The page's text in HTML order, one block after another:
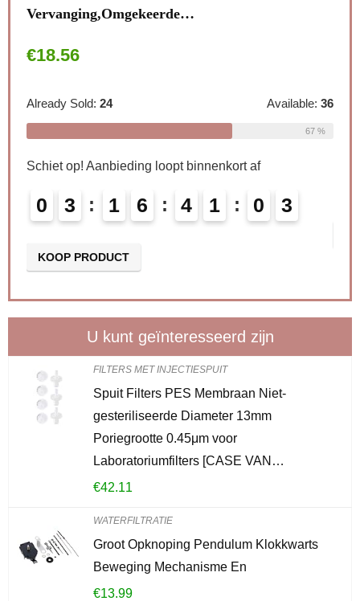
Vervanging,Omgekeerde…
€18.56
Already Sold: 24 Available: 36
67 %
Schiet op! Aanbieding loopt binnenkort af
0 3 1 6 4 1 0 2
KOOP PRODUCT
U kunt geïnteresseerd zijn
FILTERS MET INJECTIESPUIT
Spuit Filters PES Membraan Niet-
gesteriliseerde Diameter 13mm
Poriegrootte 0.45μm voor
Laboratoriumfilters [CASE VAN…
€42.11
WATERFILTRATIE
Groot Opknoping Pendulum Klokkwarts
Beweging Mechanisme En
€13.99